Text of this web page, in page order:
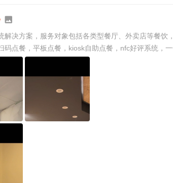
解决方案，服务对象包括各类型餐厅、外卖店等餐
码点餐，平板点餐，kiosk自助点餐，nfc好评系统，